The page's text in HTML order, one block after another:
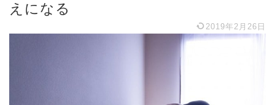
えになる
2019年2月26日